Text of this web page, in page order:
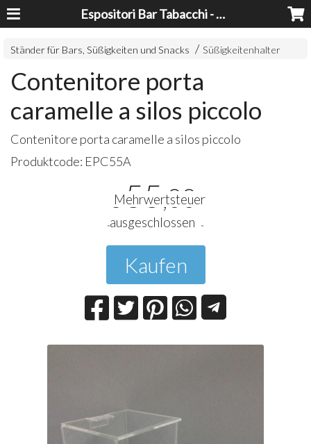
Espositori Bar Tabacchi - Lavorazioni Plexiglass Bari
Ständer für Bars, Süßigkeiten und Snacks Süßigkeitenhalter
Contenitore porta
caramelle a silos piccolo
Contenitore porta caramelle a silos piccolo
Produktcode: EPC55A
€55,00
Mehrwertsteuer
ausgeschlossen
Kaufen